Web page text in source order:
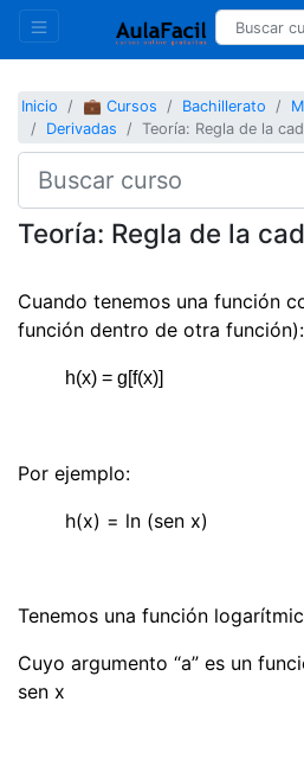
Inicio 💼 Cursos Bachillerato
Derivadas
Teoría: Regla de la
Teoría: Regla de la
Cuando tenemos una función
función dentro de otra función):
h(x) = g[f(x)]
Por ejemplo:
h(x) = ln (sen x)
Tenemos una función
Cuyo argumento “a” es un
sen x